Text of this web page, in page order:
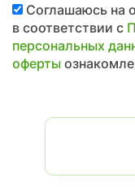
Соглашаюсь на
в соответствии с
персональных
оферты